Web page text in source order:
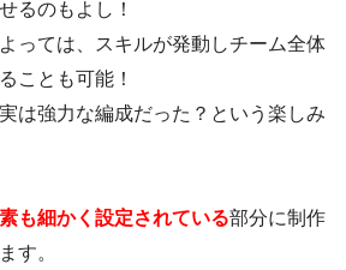
るのもよし！
っては、スキルが発動しチーム全体
ことも可能！
は強力な編成だった？という楽しみ
も細かく設定されている部分に制作
す。